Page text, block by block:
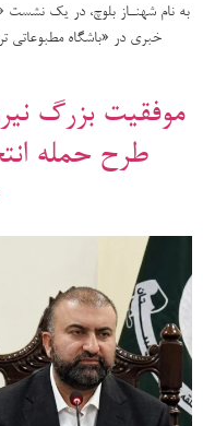
خبری در «باشگاه مطبوعاتی
موفقیت بزرگ
طرح حمله